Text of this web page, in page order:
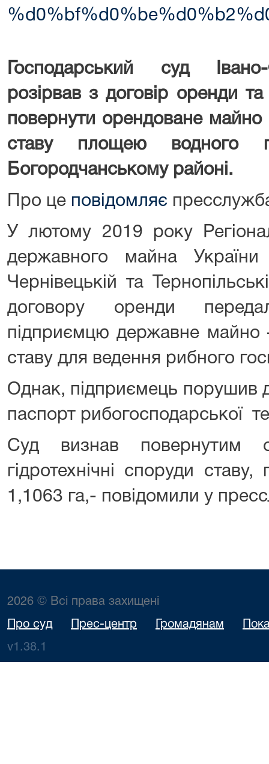
Господарський суд Івано-
розірвав з договір оренди
повернути орендоване майно
ставу площею
Богородчанському районі.
Про це повідомляє
У лютому 2019 року
державного майна України
Чернівецькій та
договору оренди
підприємцю державне майно –
ставу для ведення рибного
Однак, підприємець порушив
паспорт рибогосподарської
Суд визнав повернутим
гідротехнічні споруди
1,1063 га,- повідомили у
2026 © Всі права захищені
Про суд Прес-центр Громадянам
v1.38.1